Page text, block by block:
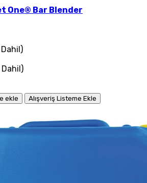
One® Bar Blender
Dahil)
Dahil)
ekle
Alışveriş Listeme Ekle